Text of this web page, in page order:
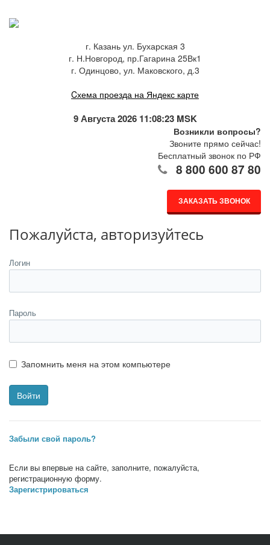
г. Казань ул. Бухарская 3
г. Н.Новгород, пр.Гагарина 25Вк1
г. Одинцово, ул. Маковского, д.3
Cхема проезда на Яндекс карте
9 Августа 2026 11:08:23 MSK
Возникли вопросы?
Звоните прямо сейчас!
Бесплатный звонок по РФ
8 800 600 87 80
ЗАКАЗАТЬ ЗВОНОК
Пожалуйста, авторизуйтесь
Логин
Пароль
Запомнить меня на этом компьютере
Забыли свой пароль?
Если вы впервые на сайте, заполните, пожалуйста,
регистрационную форму.
Зарегистрироваться